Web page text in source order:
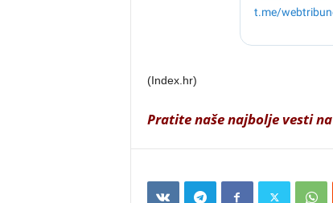
(Index.hr)
Pratite naše najbolje vesti na